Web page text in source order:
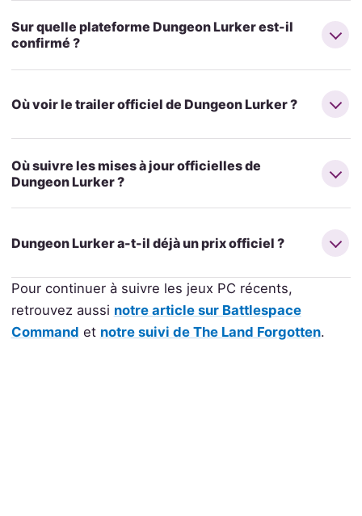
Sur quelle plateforme Dungeon Lurker est-il
confirmé ?
Où voir le trailer officiel de Dungeon Lurker ?
Où suivre les mises à jour officielles de
Dungeon Lurker ?
Dungeon Lurker a-t-il déjà un prix officiel ?
Pour continuer à suivre les jeux PC récents,
retrouvez aussi notre article sur Battlespace
Command et notre suivi de The Land Forgotten.